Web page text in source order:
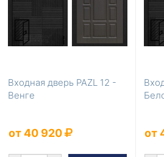
Входная дверь PAZL 12 -
Венге
от 40 920 от